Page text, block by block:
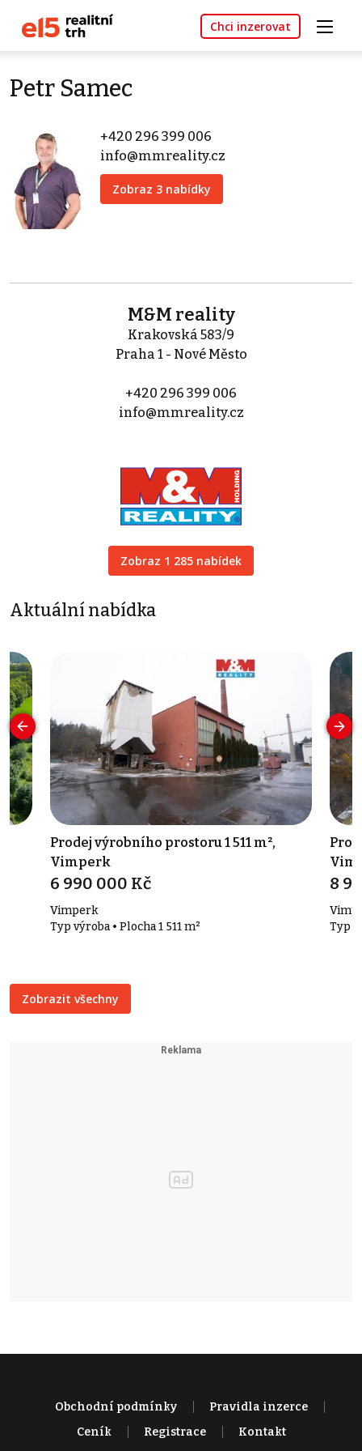
Chci inzerovat
Petr Samec
+420 296 399 006
info@mmreality.cz
Zobraz 3 nabídky
M&M reality
Krakovská 583/9
Praha 1 - Nové Město
+420 296 399 006
info@mmreality.cz
Zobraz 1 285 nabídek
Aktuální nabídka
Prodej výrobního prostoru 1 511 m²,
Vimperk
6 990 000 Kč
Vimperk
Typ výroba • Plocha 1 511 m²
8
Typ
Zobrazit všechny
Obchodní podmínky
Pravidla inzerce
Ceník
Registrace Kontakt